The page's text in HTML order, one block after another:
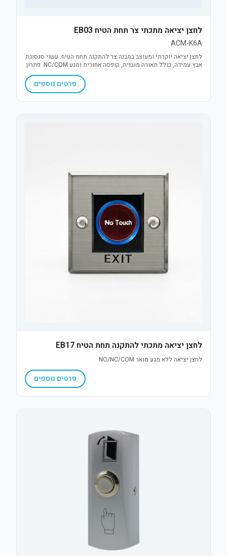
לחצן יציאה מתכתי צר תחת הטיח EB03
ACM-K6A
לחצן יציאה יוקרתי ומעוצב במבנה צר להתקנה תחת הטיח. עשוי סגסוגת
אבץ עמידה, כולל תאורה מובנית, קופסה אחורית ומגע NC/COM. פתרון
אמין, אסתטי וחסכוני במקום למערכות בקרת כניסה.
פרטים נוספים
לחצן יציאה מתכתי להתקנה תחת הטיח EB17
לחצן יציאה ללא מגע מואר NO/NC/COM
פרטים נוספים